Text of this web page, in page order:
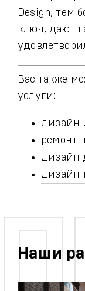
Design, тем
ключ, дают
Вас также
услуги:
дизайн
ремонт
дизайн
дизайн
Наши